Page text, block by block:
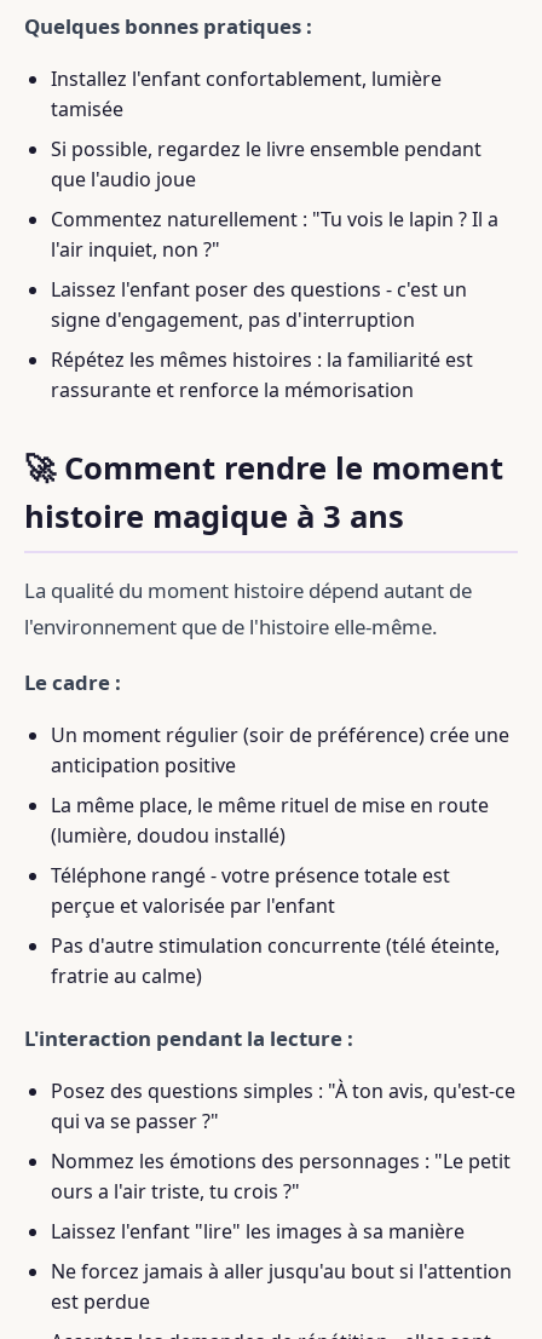
Quelques bonnes pratiques :
Installez l'enfant confortablement, lumière
tamisée
Si possible, regardez le livre ensemble pendant
que l'audio joue
Commentez naturellement : "Tu vois le lapin ? Il a
l'air inquiet, non ?"
Laissez l'enfant poser des questions - c'est un
signe d'engagement, pas d'interruption
Répétez les mêmes histoires : la familiarité est
rassurante et renforce la mémorisation
🚀 Comment rendre le moment
histoire magique à 3 ans
La qualité du moment histoire dépend autant de
l'environnement que de l'histoire elle-même.
Le cadre :
Un moment régulier (soir de préférence) crée une
anticipation positive
La même place, le même rituel de mise en route
(lumière, doudou installé)
Téléphone rangé - votre présence totale est
perçue et valorisée par l'enfant
Pas d'autre stimulation concurrente (télé éteinte,
fratrie au calme)
L'interaction pendant la lecture :
Posez des questions simples : "À ton avis, qu'est-ce
qui va se passer ?"
Nommez les émotions des personnages : "Le petit
ours a l'air triste, tu crois ?"
Laissez l'enfant "lire" les images à sa manière
Ne forcez jamais à aller jusqu'au bout si l'attention
est perdue